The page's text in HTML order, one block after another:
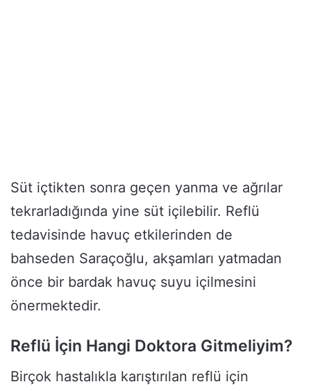
Süt içtikten sonra geçen yanma ve ağrılar
tekrarladığında yine süt içilebilir. Reflü
tedavisinde havuç etkilerinden de
bahseden Saraçoğlu, akşamları yatmadan
önce bir bardak havuç suyu içilmesini
önermektedir.
Reflü İçin Hangi Doktora Gitmeliyim?
Birçok hastalıkla karıştırılan reflü için